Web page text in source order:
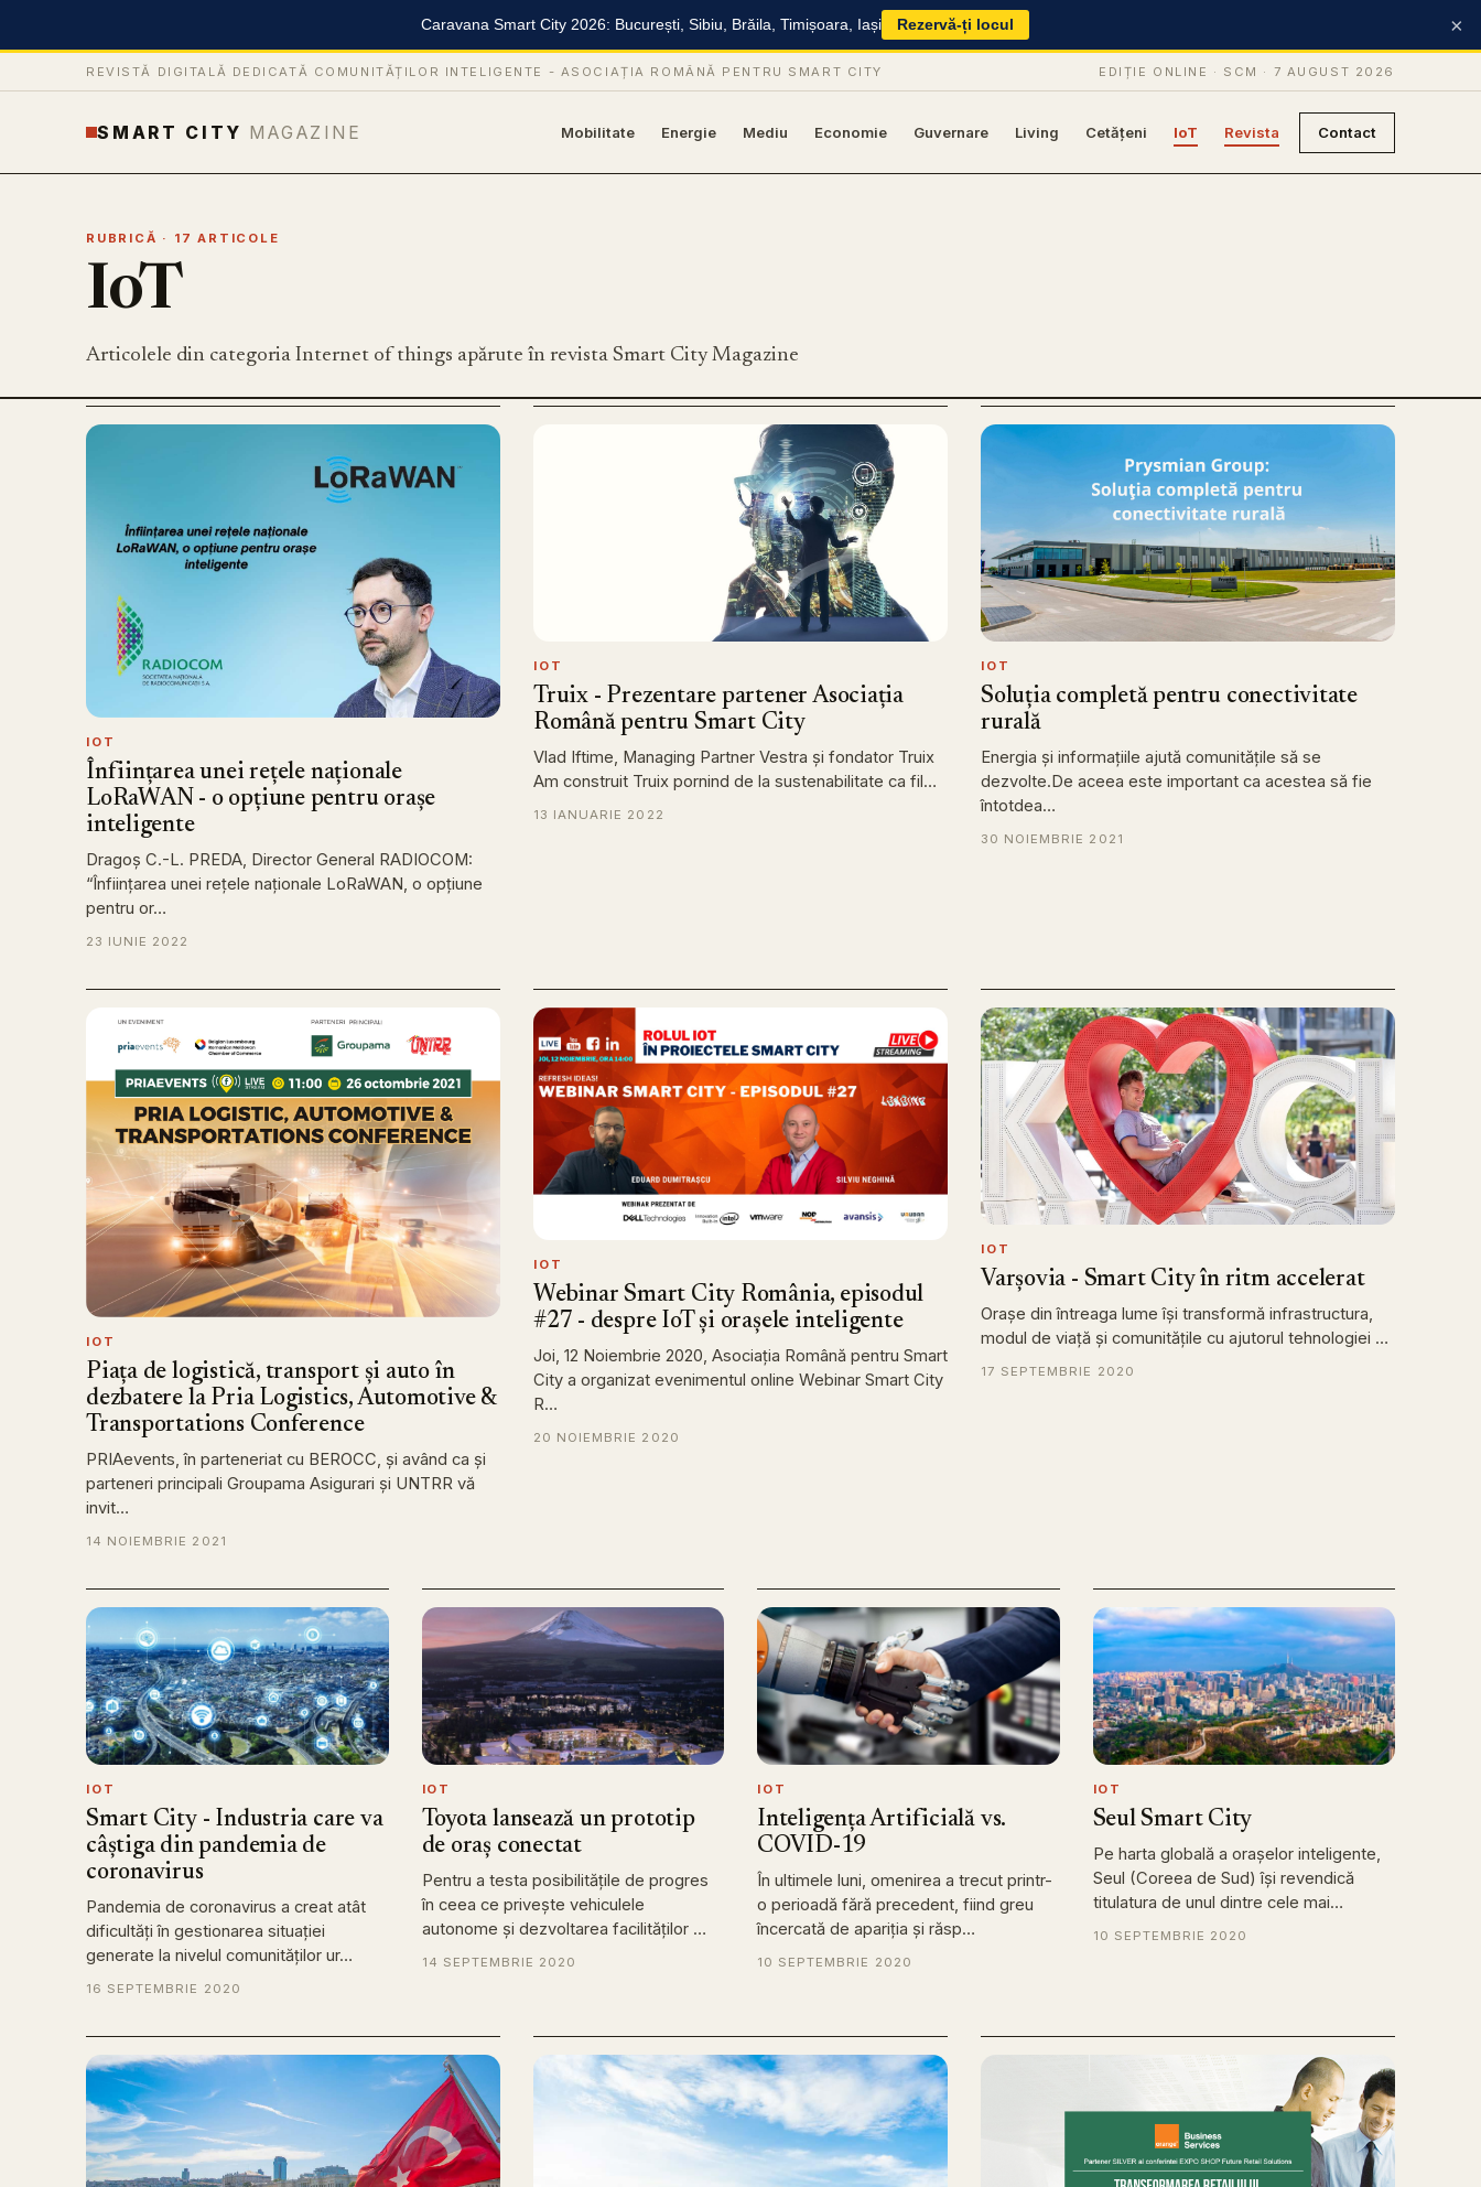
Caravana Smart City 2026: București, Sibiu, Brăila, Timișoara, Iași Rezervă-ți locul ×
REVISTĂ DIGITALĂ DEDICATĂ COMUNITĂȚILOR INTELIGENTE - ASOCIAȚIA ROMÂNĂ PENTRU SMART CITY EDIȚIE ONLINE · SCM · 7 AUGUST 2026
SMART CITY MAGAZINE Mobilitate Energie Mediu Economie Guvernare Living Cetățeni IoT Revista Contact
RUBRICĂ · 17 ARTICOLE
IoT
Articolele din categoria Internet of things apărute în revista Smart City Magazine
IOT
Înființarea unei rețele naționale
LoRaWAN - o opțiune pentru orașe
inteligente
Dragoș C.-L. PREDA, Director General RADIOCOM:
“Înființarea unei rețele naționale LoRaWAN, o opțiune
pentru or…
23 IUNIE 2022
IOT
Truix - Prezentare partener Asociația
Română pentru Smart City
Vlad Iftime, Managing Partner Vestra și fondator Truix
Am construit Truix pornind de la sustenabilitate ca fil…
13 IANUARIE 2022
IOT
Soluția completă pentru conectivitate
rurală
Energia și informațiile ajută comunitățile să se
dezvolte.De aceea este important ca acestea să fie
întotdea…
30 NOIEMBRIE 2021
IOT
Piața de logistică, transport și auto în
dezbatere la Pria Logistics, Automotive &
Transportations Conference
PRIAevents, în parteneriat cu BEROCC, și având ca și
parteneri principali Groupama Asigurari și UNTRR vă
invit…
14 NOIEMBRIE 2021
IOT
Webinar Smart City România, episodul
#27 - despre IoT și orașele inteligente
Joi, 12 Noiembrie 2020, Asociația Română pentru Smart
City a organizat evenimentul online Webinar Smart City
R…
20 NOIEMBRIE 2020
IOT
Varșovia - Smart City în ritm accelerat
Orașe din întreaga lume își transformă infrastructura,
modul de viață și comunitățile cu ajutorul tehnologiei …
17 SEPTEMBRIE 2020
IOT
Smart City - Industria care va
câștiga din pandemia de
coronavirus
Pandemia de coronavirus a creat atât
dificultăți în gestionarea situației
generate la nivelul comunităților ur…
16 SEPTEMBRIE 2020
IOT
Toyota lansează un prototip
de oraș conectat
Pentru a testa posibilitățile de progres
în ceea ce privește vehiculele
autonome și dezvoltarea facilităților …
14 SEPTEMBRIE 2020
IOT
Inteligența Artificială vs.
COVID-19
În ultimele luni, omenirea a trecut printr-
o perioadă fără precedent, fiind greu
încercată de apariția și răsp…
10 SEPTEMBRIE 2020
IOT
Seul Smart City
Pe harta globală a orașelor inteligente,
Seul (Coreea de Sud) își revendică
titulatura de unul dintre cele mai…
10 SEPTEMBRIE 2020